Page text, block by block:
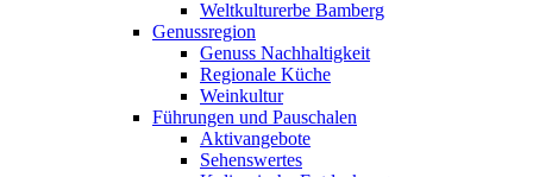
Weltkulturerbe Bamberg
Genussregion
Genuss Nachhaltigkeit
Regionale Küche
Weinkultur
Führungen und Pauschalen
Aktivangebote
Sehenswertes